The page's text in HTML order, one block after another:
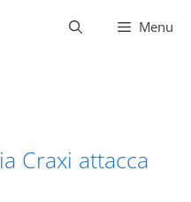
Menu
Craxi attacca